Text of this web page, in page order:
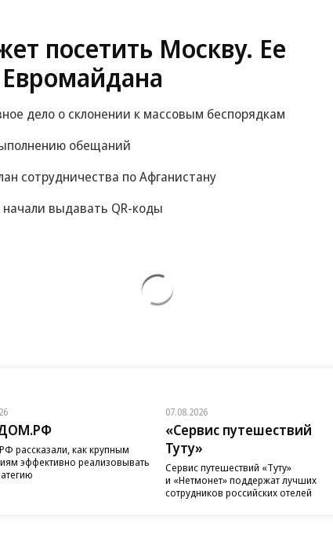
посетить Москву. Ее
дело о склонении к массовым беспорядкам
обещаний
сотрудничества по Афганистану
выдавать QR-коды
рассказали, как крупным
эффективно реализовывать
07.08.2026
«Сервис путешествий
Туту»
Сервис путешествий «Туту»
и «Нетмонет» поддержат лучших
сотрудников российских отелей